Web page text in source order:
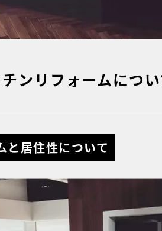
ンリフォームにつ
と居住性について